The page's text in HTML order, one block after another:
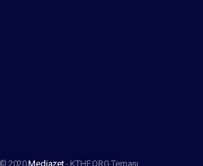
2020Mediazet- KTHF.ORG Teması